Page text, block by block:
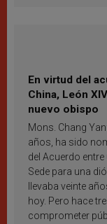
En virtud del
China, León
nuevo obispo
Mons. Chang
años, ha sido
del Acuerdo entre
Sede para una
llevaba veinte
hoy. Pero hace
comprometer